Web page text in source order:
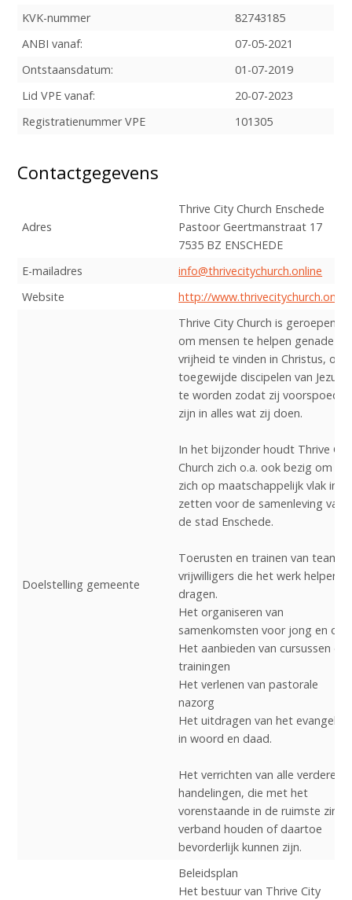
KVK-nummer
82743185
ANBI vanaf:
07-05-2021
Ontstaansdatum:
01-07-2019
Lid VPE vanaf:
20-07-2023
Registratienummer VPE
101305
Contactgegevens
Adres
Thrive City Church Enschede
Pastoor Geertmanstraat 17
7535 BZ ENSCHEDE
E-mailadres
info@thrivecitychurch.online
Website
http://
Doelstelling gemeente
Thrive City Church is geroepen
om mensen te helpen genade en
vrijheid te vinden in Christus, om
toegewijde discipelen van Jezus
te worden zodat zij voorspoedig
zijn in alles wat zij doen.
In het bijzonder houdt Thrive
Church zich o.a. ook bezig om
zich op maatschappelijk vlak in te
zetten voor de samenleving van
de stad Enschede.
Toerusten en trainen van team
vrijwilligers die het werk helpen
dragen.
Het organiseren van
samenkomsten voor jong en
Het aanbieden van cursussen en
trainingen
Het verlenen van pastorale
nazorg
Het uitdragen van het evangelie
in woord en daad.
Het verrichten van alle verdere
handelingen, die met het
vorenstaande in de ruimste zin
verband houden of daartoe
bevorderlijk kunnen zijn.
Beleidsplan
Het bestuur van Thrive City
Mijn VPE
Zoek